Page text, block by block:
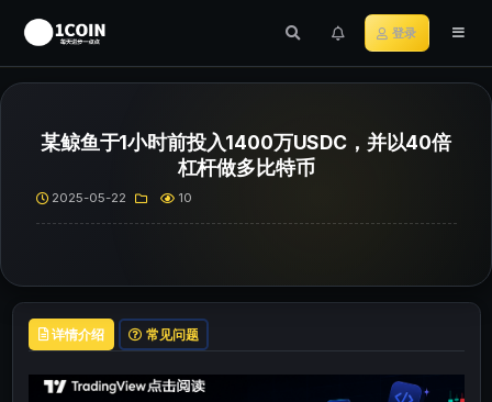
登录
某鲸鱼于1小时前投入1400万USDC，并以40倍
杠杆做多比特币
2025-05-22 10
详情介绍 常见问题